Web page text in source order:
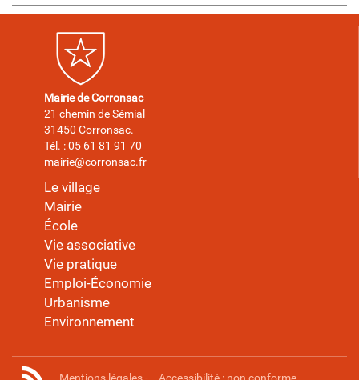
Mairie de Corronsac
21 chemin de Sémial
31450 Corronsac.
Tél. : 05 61 81 91 70
mairie@corronsac.fr
Le village
Mairie
École
Vie associative
Vie pratique
Emploi-Économie
Urbanisme
Environnement